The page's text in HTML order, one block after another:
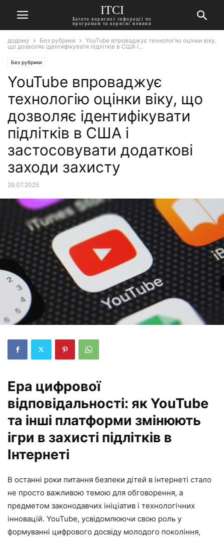
ITCI
Багато корисної інфорації по
програмам та корисні новини
додому Без рубрики
YouTube впроваджує технологію оцінки віку,
що дозволяє ідентифікувати підлітків в США і...
Без рубрики
YouTube впроваджує
технологію оцінки віку, що
дозволяє ідентифікувати
підлітків в США і
застосовувати додаткові
заходи захисту
29.07.2025
Ера цифрової
відповідальності: як YouTube
та інші платформи змінюють
ігри в захисті підлітків в
Інтернеті
В останні роки питання безпеки дітей в інтернеті стало
не просто важливою темою для обговорення, а
предметом законодавчих ініціатив і технологічних
інновацій. YouTube, усвідомлюючи свою роль у
формуванні цифрового досвіду молодого покоління,